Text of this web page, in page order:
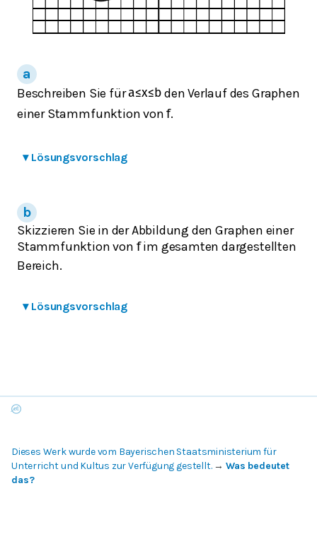
Beschreiben Sie füra≤x≤ b den Verlauf des Graphen
einer Stammfunktion vonf.
▾ Lösungsvorschlag
Skizzieren Sie in der Abbildung den Graphen einer
Stammfunktion von fim gesamten dargestellten
Bereich.
▾ Lösungsvorschlag
Dieses Werk wurde vom Bayerischen Staatsministerium für
Unterricht und Kultus zur Verfügung gestellt.→ Was bedeutet
das?